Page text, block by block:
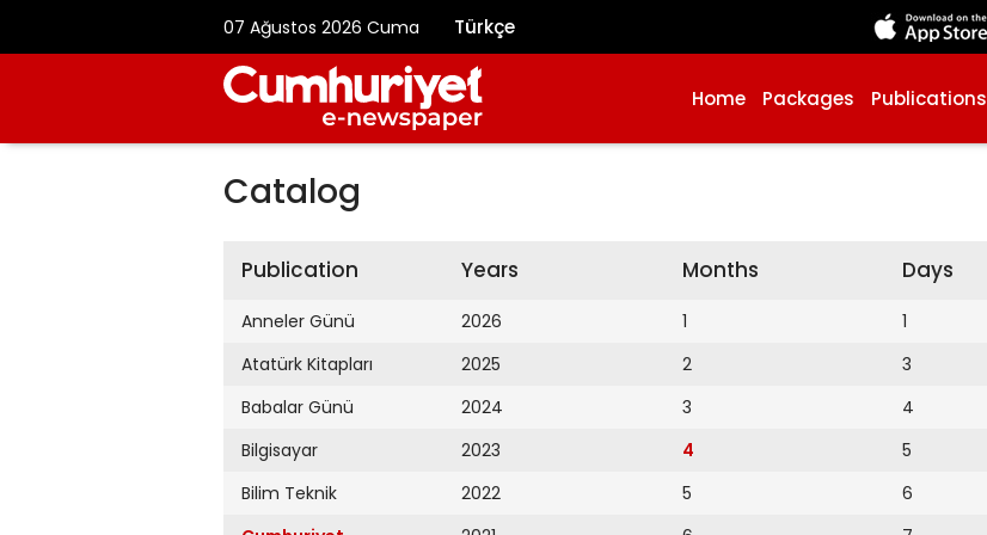
07 Ağustos 2026 Cuma Türkçe
Home Packages Publications
Catalog
Publication
Anneler Günü
Atatürk Kitapları
Babalar Günü
Bilgisayar
Bilim Teknik
Years
2026
2025
2024
2023
2022
Months
1
2
3
4
5
Days
1
3
4
5
6